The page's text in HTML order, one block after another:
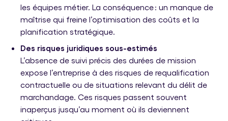
les équipes métier. La conséquence : un manque de
maîtrise qui freine l’optimisation des coûts et la
planification stratégique.
Des risques juridiques sous-estimés
L’absence de suivi précis des durées de mission
expose l’entreprise à des risques de requalification
contractuelle ou de situations relevant du délit de
marchandage. Ces risques passent souvent
inaperçus jusqu’au moment où ils deviennent